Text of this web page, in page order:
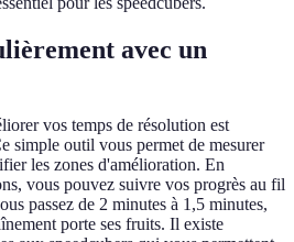
avec un
vos temps de résolution est
simple outil vous permet de mesurer
les zones d'amélioration. En
vous pouvez suivre vos progrès au fil
passez de 2 minutes à 1,5 minutes,
porte ses fruits. Il existe